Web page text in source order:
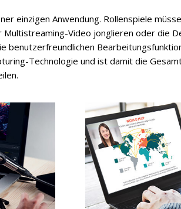
einzigen Anwendung. Rollenspiele
Video jonglieren oder die
benutzerfreundlichen
Technologie und ist damit die